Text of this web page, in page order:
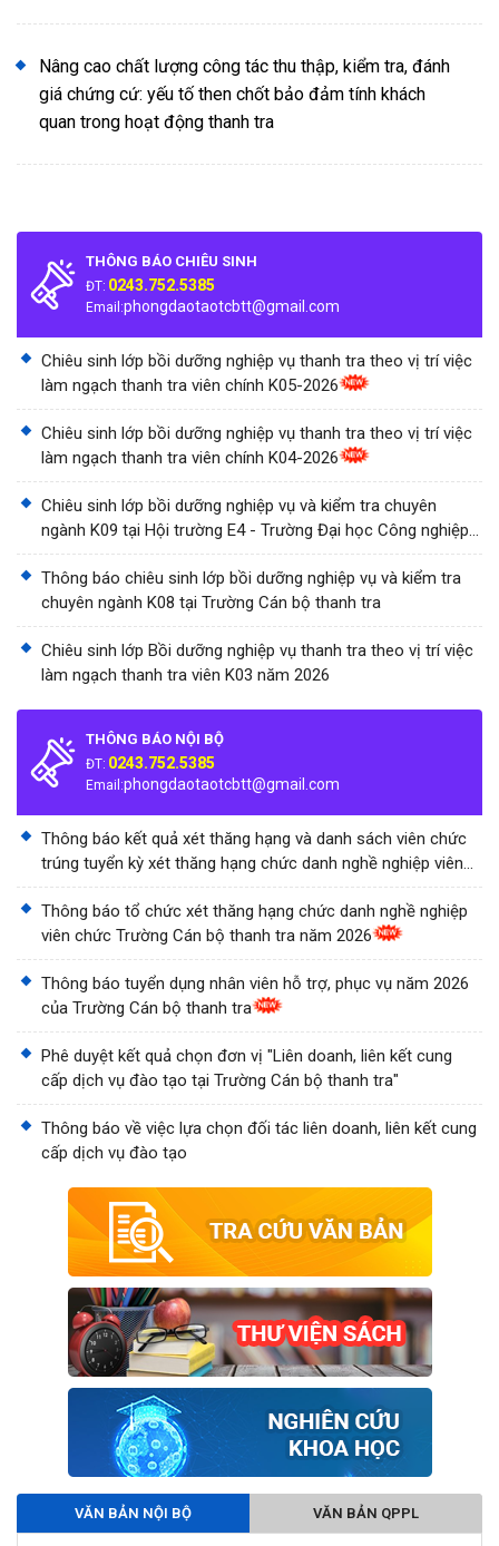
Nâng cao chất lượng công tác thu thập, kiểm tra, đánh
giá chứng cứ: yếu tố then chốt bảo đảm tính khách
quan trong hoạt động thanh tra
THÔNG BÁO CHIÊU SINH
ĐT: 0243.752.5385
Email:phongdaotaotcbtt@gmail.com
Chiêu sinh lớp bồi dưỡng nghiệp vụ thanh tra theo vị trí việc
làm ngạch thanh tra viên chính K05-2026
Chiêu sinh lớp bồi dưỡng nghiệp vụ thanh tra theo vị trí việc
làm ngạch thanh tra viên chính K04-2026
Chiêu sinh lớp bồi dưỡng nghiệp vụ và kiểm tra chuyên
ngành K09 tại Hội trường E4 - Trường Đại học Công nghiệp
Thành phố Hồ Chí Minh
Thông báo chiêu sinh lớp bồi dưỡng nghiệp vụ và kiểm tra
chuyên ngành K08 tại Trường Cán bộ thanh tra
Chiêu sinh lớp Bồi dưỡng nghiệp vụ thanh tra theo vị trí việc
làm ngạch thanh tra viên K03 năm 2026
THÔNG BÁO NỘI BỘ
ĐT: 0243.752.5385
Email:phongdaotaotcbtt@gmail.com
Thông báo kết quả xét thăng hạng và danh sách viên chức
trúng tuyển kỳ xét thăng hạng chức danh nghề nghiệp viên
chức Trường Cán bộ thanh tra năm 2026
Thông báo tổ chức xét thăng hạng chức danh nghề nghiệp
viên chức Trường Cán bộ thanh tra năm 2026
Thông báo tuyển dụng nhân viên hỗ trợ, phục vụ năm 2026
của Trường Cán bộ thanh tra
Phê duyệt kết quả chọn đơn vị "Liên doanh, liên kết cung
cấp dịch vụ đào tạo tại Trường Cán bộ thanh tra"
Thông báo về việc lựa chọn đối tác liên doanh, liên kết cung
cấp dịch vụ đào tạo
VĂN BẢN NỘI BỘ VĂN BẢN QPPL